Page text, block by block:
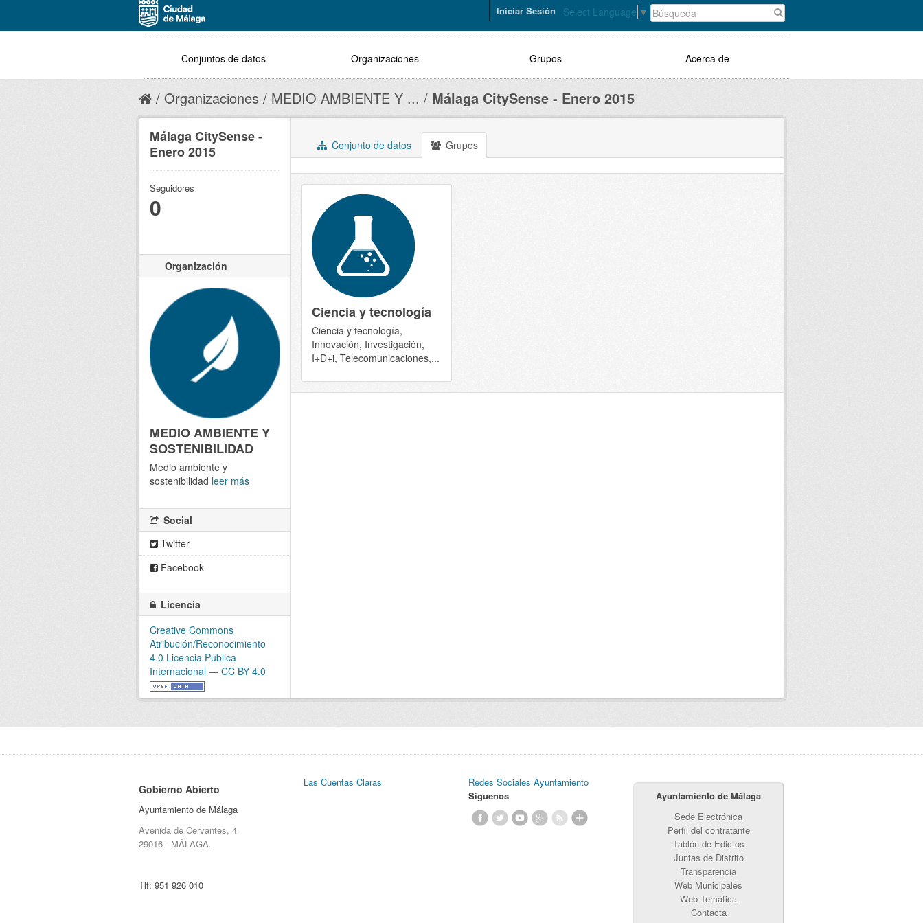
Select Language ▼
Iniciar Sesión
Conjuntos de datos Organizaciones Grupos Acerca de
Organizaciones MEDIO AMBIENTE Y ... Málaga CitySense - Enero 2015
Conjunto de datos Grupos
Ciencia y tecnología
Ciencia y tecnología,
Innovación, Investigación,
I+D+i, Telecomunicaciones,...
Málaga CitySense -
Enero 2015
Seguidores
0
Organización
MEDIO AMBIENTE Y
SOSTENIBILIDAD
Medio ambiente y
sostenibilidad leer más
Social
Twitter
Facebook
Licencia
Creative Commons
Atribución/Reconocimiento
4.0 Licencia Pública
Internacional — CC BY 4.0
Gobierno Abierto
Ayuntamiento de Málaga
Avenida de Cervantes, 4
29016 - MÁLAGA.
Tlf: 951 926 010
Las Cuentas Claras
Redes Sociales Ayuntamiento
Síguenos
Ayuntamiento de Málaga
Sede Electrónica
Perfil del contratante
Tablón de Edictos
Juntas de Distrito
Transparencia
Web Municipales
Web Temática
Contacta